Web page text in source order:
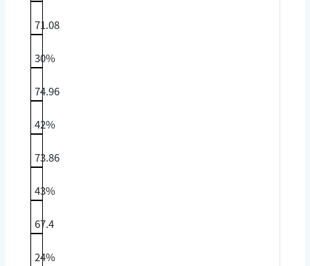
71.08
30%
74.96
42%
73.86
43%
67.4
24%